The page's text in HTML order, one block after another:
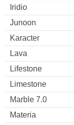
Iridio
Junoon
Karacter
Lava
Lifestone
Limestone
Marble 7.0
Materia